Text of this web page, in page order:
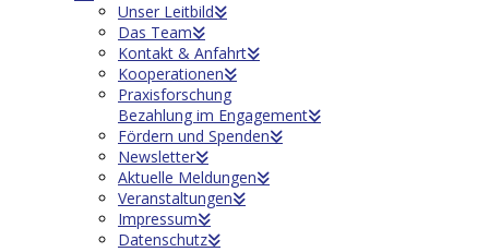
Unser Leitbild
Das Team
Kontakt & Anfahrt
Kooperationen
Praxisforschung
Bezahlung im Engagement
Fördern und Spenden
Newsletter
Aktuelle Meldungen
Veranstaltungen
Impressum
Datenschutz